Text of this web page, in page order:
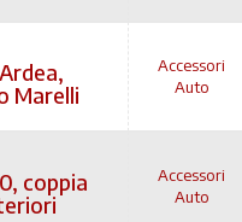
Marelli
Accessori
Auto
coppia
Accessori
Auto